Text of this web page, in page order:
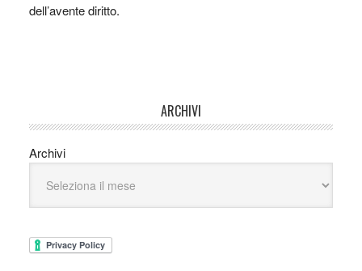
dell’avente diritto.
ARCHIVI
Archivi